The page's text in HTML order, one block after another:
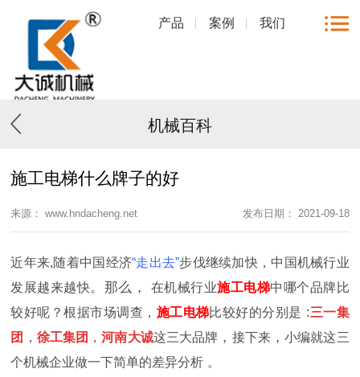
产品 案例 我们
机械百科
施工电梯什么牌子的好
来源： www.hndacheng.net 发布日期： 2021-09-18
近年来,随着中国经济“走出去”步伐继续加快， 中国机械行业
发展越来越快。那么， 在机械行业施工电梯中哪个品牌比
较好呢？根据市场调查， 施工电梯比较好的分别是 :三一集
团
， 徐工集团 ，河南大诚这三大品牌 ， 接下来，小编就这三
个机械企业做一下简单的差异分析 。